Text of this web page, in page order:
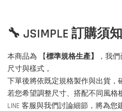
🔧 JSIMPLE 訂購須知
本商品為 【標準規格生產】
，我
尺寸與樣式，
下單後將依既定規格製作與出貨，
若您希望調整尺寸、搭配不同風格
LINE 客服與我們討論細節，將為您